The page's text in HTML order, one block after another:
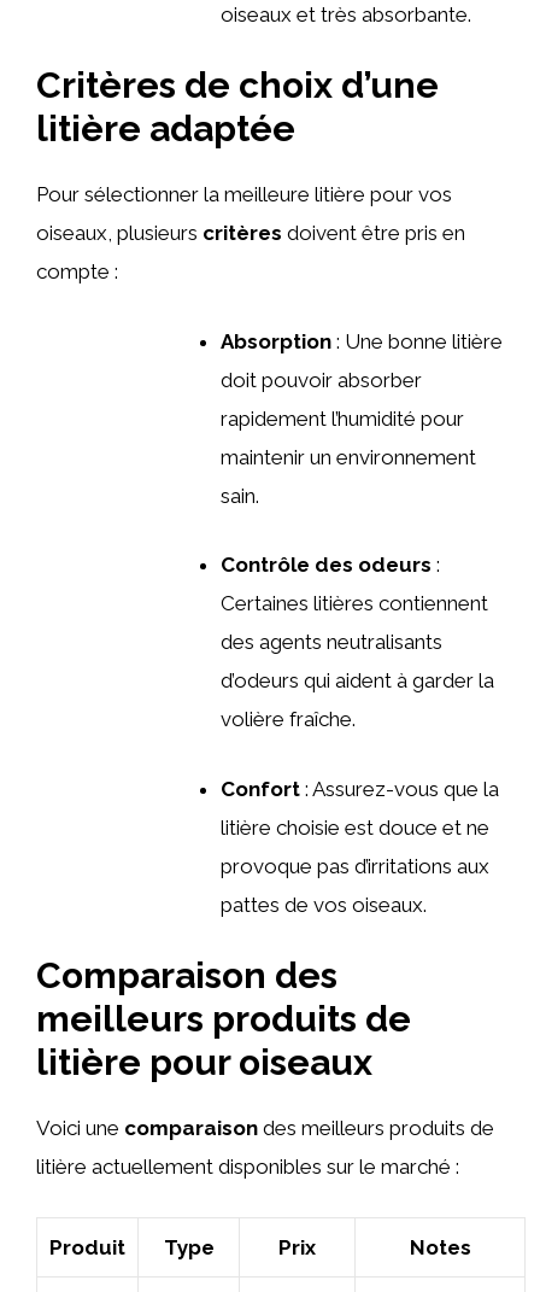
oiseaux et très absorbante.
Critères de choix d’une
litière adaptée
Pour sélectionner la meilleure litière pour vos
oiseaux, plusieurs critères doivent être pris en
compte :
Absorption : Une bonne litière
doit pouvoir absorber
rapidement l’humidité pour
maintenir un environnement
sain.
Contrôle des odeurs :
Certaines litières contiennent
des agents neutralisants
d’odeurs qui aident à garder la
volière fraîche.
Confort : Assurez-vous que la
litière choisie est douce et ne
provoque pas d’irritations aux
pattes de vos oiseaux.
Comparaison des
meilleurs produits de
litière pour oiseaux
Voici une comparaison des meilleurs produits de
litière actuellement disponibles sur le marché :
Produit Type Prix Notes